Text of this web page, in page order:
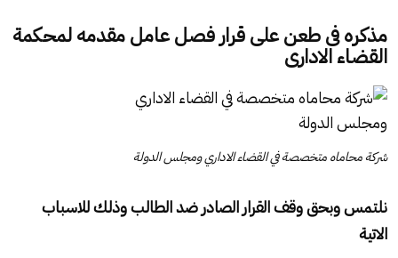
مذكره فى طعن على قرار فصل عامل مقدمه لمحكمة
القضاء الادارى
شركة محاماه متخصصة في القضاء الاداري ومجلس الدولة
نلتمس وبحق وقف القرار الصادر ضد الطالب وذلك للاسباب
الاتية